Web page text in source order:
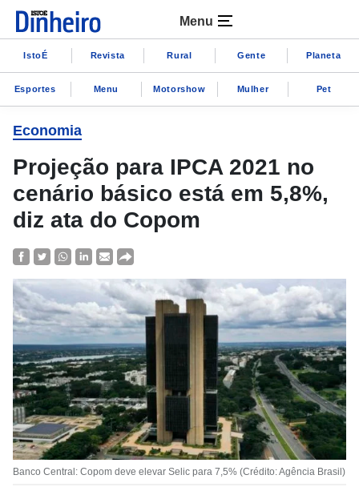
Menu
IstoÉ Revista Rural Gente Planeta
Esportes Menu Motorshow Mulher Pet
Economia
Projeção para IPCA 2021 no
cenário básico está em 5,8%,
diz ata do Copom
Banco Central: Copom deve elevar Selic para 7,5% (Crédito: Agência Brasil)